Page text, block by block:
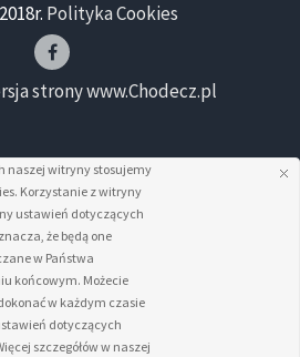
Polityka Cookies
strony www.Chodecz.pl
naszej witryny stosujemy
Korzystanie z witryny
ustawień dotyczących
że będą one
w Państwa
końcowym. Możecie
w każdym czasie
dotyczących
szczegółów w naszej